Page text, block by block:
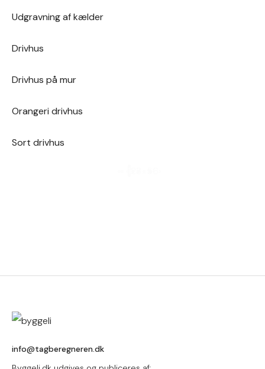
Udgravning af kælder
Drivhus
Drivhus på mur
Orangeri drivhus
Sort drivhus
info@tagberegneren.dk